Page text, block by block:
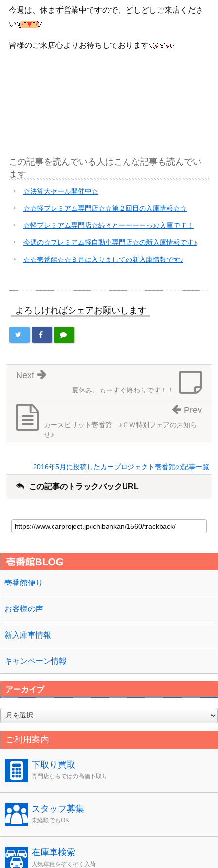
今週は、休まず営業中ですので、どしどしご来店くださ
い
皆様のご来店心よりお待ちしております
この記事を読んでいる人はこんな記事も読んでい
ます
☆決算大セール開催中☆
☆☆軽プレミアム専門店☆☆第２回目の入庫情報☆☆
☆軽プレミアム専門店☆続々とーーーーっ♪♪入庫です！
今週の☆プレミアム軽自動車専門店☆の新入庫情報です♪
☆☆壱番館☆☆８月に入りましての新入庫情報です♪
よろしければシェアお願いします
夏休み、もーすぐ終わりです！！
Next
カースピリット壱番館 ♪ＧＷ特別フェアのお知ら
せ♪
Prev
2016年5月に投稿したカープロジェクト壱番館の記事一覧
この記事のトラックバックURL
壱番館便り
お客様の声
新入庫車情報
キャンペーン情報
アーカイブ
ア
ー
カ
イご利用案内
下取り買取
専門店ならではの高価下取り
スタッフ募集
未経験でもOK
在庫車検索
人気車種をぞくぞく入荷